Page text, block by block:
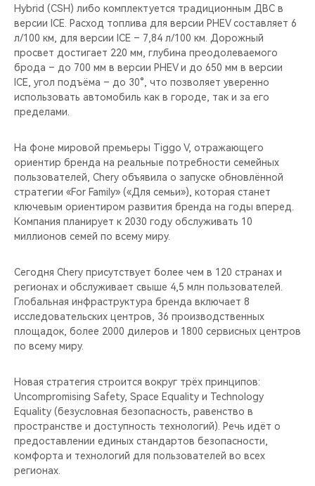
Hybrid (CSH) либо комплектуется традиционным ДВС в
версии ICE. Расход топлива для версии PHEV составляет 6
л/100 км, для версии ICE – 7,84 л/100 км. Дорожный
просвет достигает 220 мм, глубина преодолеваемого
брода – до 700 мм в версии PHEV и до 650 мм в версии
ICE, угол подъёма – до 30°, что позволяет уверенно
использовать автомобиль как в городе, так и за его
пределами.
На фоне мировой премьеры Tiggo V, отражающего
ориентир бренда на реальные потребности семейных
пользователей, Chery объявила о запуске обновлённой
стратегии «For Family» («Для семьи»), которая станет
ключевым ориентиром развития бренда на годы вперед.
Компания планирует к 2030 году обслуживать 10
миллионов семей по всему миру.
Сегодня Chery присутствует более чем в 120 странах и
регионах и обслуживает свыше 4,5 млн пользователей.
Глобальная инфраструктура бренда включает 8
исследовательских центров, 36 производственных
площадок, более 2000 дилеров и 1800 сервисных центров
по всему миру.
Новая стратегия строится вокруг трёх принципов:
Uncompromising Safety, Space Equality и Technology
Equality (безусловная безопасность, равенство в
пространстве и доступность технологий). Речь идёт о
предоставлении единых стандартов безопасности,
комфорта и технологий для пользователей во всех
регионах.